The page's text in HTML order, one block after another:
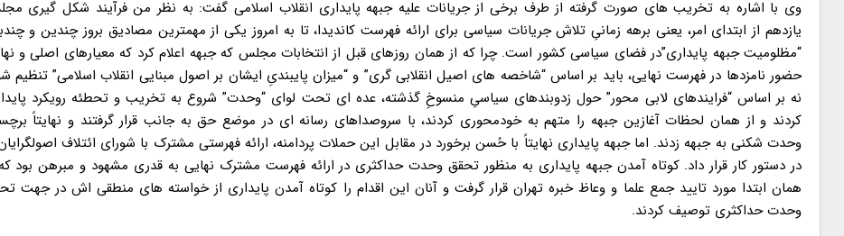
وی با اشاره به تخریب های صورت گرفته از طرف برخی از جریانات علیه جبهه پایداری انقلاب اسلامی گفت: به نظر من فرآیند شکل گیری
یازدهم از ابتدای امر، یعنی برهه زمانیِ تلاش جریانات سیاسی برای ارائه فهرست کاندیدا، تا به امروز یکی از مهمترین مصادیق بروز چندین و
“مظلومیت جبهه پایداری”در فضای سیاسی کشور است. چرا که از همان روزهای قبل از انتخابات مجلس که جبهه اعلام کرد که معیارهای اصلی و
حضور نامزدها در فهرست نهایی، باید بر اساس “شاخصه های اصیل انقلابی گری” و “میزان پایبندیِ ایشان بر اصول مبنایی انقلاب اسلامی” تنظیم
نه بر اساس “فرایندهای لابی محور” حول زدوبندهای سیاسیِ منسوخِ گذشته، عده ای تحت لوای “وحدت” شروع به تخریب و تحطئه رویکرد
کردند و از همان لحظات آغازین جبهه را متهم به خودمحوری کردند، با سروصداهای رسانه ای در موضع حق به جانب قرار گرفتند و نهایتاً
وحدت شکنی به جبهه زدند. اما جبهه پایداری نهایتاً با حُسن برخورد در مقابل این حملات پردامنه، ارائه فهرستی مشترک با شورای ائتلاف
در دستور کار قرار داد. کوتاه آمدن جبهه پایداری به منظور تحقق وحدت حداکثری در ارائه فهرست مشترک نهایی به قدری مشهود و مبرهن بود
همان ابتدا مورد تایید جمع علما و وعاظ خبره تهران قرار گرفت و آنان این اقدام را کوتاه آمدن پایداری از خواسته های منطقی اش در جهت
وحدت حداکثری توصیف کردند.